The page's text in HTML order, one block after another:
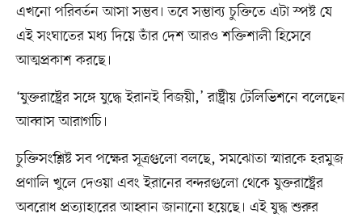
এখনো পরিবর্তন আসা সম্ভব। তবে সম্ভাব্য চুক্তিতে এটা স্পষ্ট যে
এই সংঘাতের মধ্য দিয়ে তাঁর দেশ আরও শক্তিশালী হিসেবে
আত্মপ্রকাশ করছে।
‘যুক্তরাষ্ট্রের সঙ্গে যুদ্ধে ইরানই বিজয়ী,’ রাষ্ট্রীয় টেলিভিশনে বলেছেন
আব্বাস আরাগচি।
চুক্তিসংশ্লিষ্ট সব পক্ষের সূত্রগুলো বলছে, সমঝোতা স্মারকে হরমুজ
প্রণালি খুলে দেওয়া এবং ইরানের বন্দরগুলো থেকে যুক্তরাষ্ট্রের
অবরোধ প্রত্যাহারের আহ্বান জানানো হয়েছে। এই যুদ্ধ শুরুর